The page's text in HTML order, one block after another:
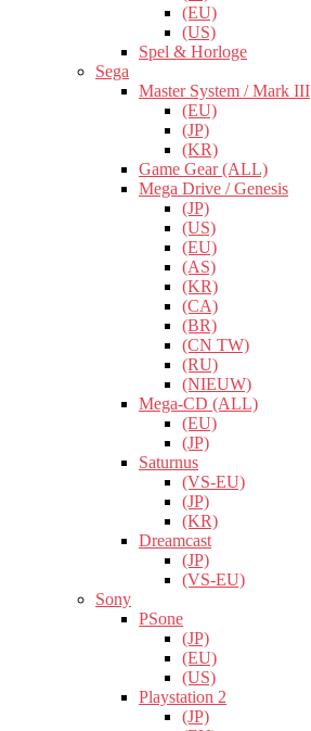
(EU)
(US)
Spel & Horloge
Sega
Master System / Mark III
(EU)
(JP)
(KR)
Game Gear (ALL)
Mega Drive / Genesis
(JP)
(US)
(EU)
(AS)
(KR)
(CA)
(BR)
(CN TW)
(RU)
(NIEUW)
Mega-CD (ALL)
(EU)
(JP)
Saturnus
(VS-EU)
(JP)
(KR)
Dreamcast
(JP)
(VS-EU)
Sony
PSone
(JP)
(EU)
(US)
Playstation 2
(JP)